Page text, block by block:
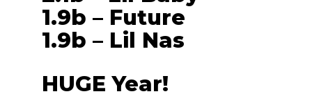
1.9b – Future
1.9b – Lil Nas
HUGE Year!